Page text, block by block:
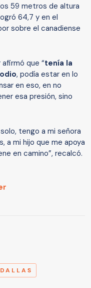
59 metros de altura
64,7 y en el
sobre el canadiense
que “tenía la
, podía estar en lo
en eso, en no
esa presión, sino
tengo a mi señora
a mi hijo que me apoya
en camino”, recalcó.